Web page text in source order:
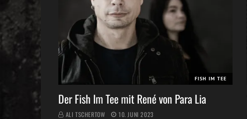
FISH IM TEE
Der Fish Im Tee mit René von Para Lia
ALI TSCHERTOW 10. JUNI 2023